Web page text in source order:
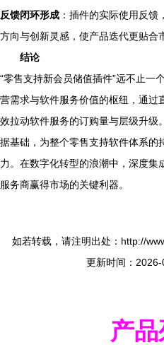
反馈闭环形成 ：插件的实际使用反
方向与创新灵感，使产品迭代更贴合
结论
“零售支持新会员储值插件”远不止一
营需求与软件服务价值的枢纽，通过
效拉动软件服务的订购量与层级升级
据基础，为整个零售支持软件体系的
力。在数字化转型的浪潮中，深度集
服务商赢得市场的关键利器。
如若转载，请注明出处：http://
更新时间：
产